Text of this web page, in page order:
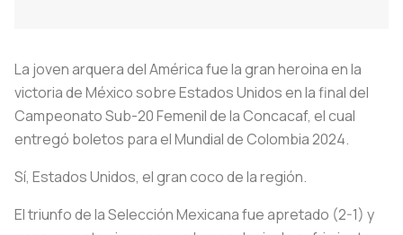
La joven arquera del América fue la gran heroina en la
victoria de México sobre Estados Unidos en la final del
Campeonato Sub-20 Femenil de la Concacaf, el cual
entregó boletos para el Mundial de Colombia 2024.
Sí, Estados Unidos, el gran coco de la región.
El triunfo de la Selección Mexicana fue apretado (2-1) y